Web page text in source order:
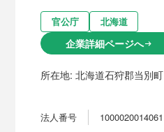
官公庁 北海道
企業詳細ページへarrow_right_alt
所在地:北海道石狩郡当別町
法人番号 1000020014061